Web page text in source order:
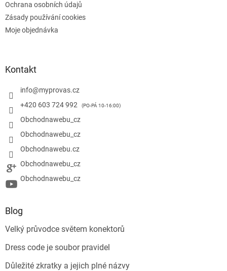
Ochrana osobních údajů
Zásady používání cookies
Moje objednávka
Kontakt
info@myprovas.cz
+420 603 724 992
Obchodnawebu_cz
Obchodnawebu_cz
Obchodnawebu.cz
Obchodnawebu_cz
Obchodnawebu_cz
Blog
Velký průvodce světem konektorů
Dress code je soubor pravidel
Důležité zkratky a jejich plné názvy